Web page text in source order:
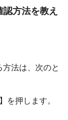
方法を教え
法は、次のと
を押します。